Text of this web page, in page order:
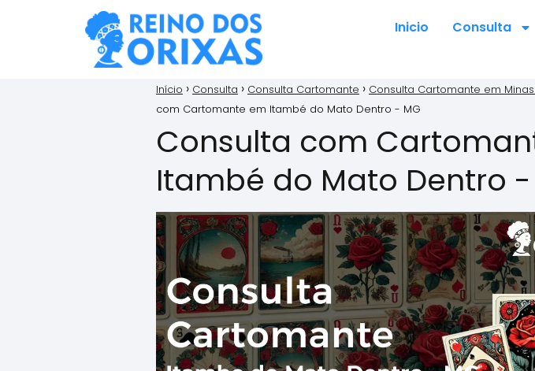
Inicio Consulta
Início Consulta Consulta Cartomante Consulta Cartomante em
com Cartomante em Itambé do Mato Dentro - MG
Consulta com
Itambé do Mato Dentro -